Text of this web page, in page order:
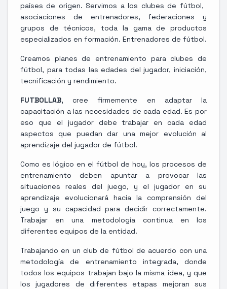
países de origen. Servimos a los clubes de fútbol, ​​
asociaciones de entrenadores, federaciones y
grupos de técnicos, toda la gama de productos
especializados en formación. Entrenadores de fútbol.
Creamos planes de entrenamiento para clubes de
fútbol, ​​para todas las edades del jugador, iniciación,
tecnificación y rendimiento.
FUTBOLLAB, cree firmemente en adaptar la
capacitación a las necesidades de cada edad. Es por
eso que el jugador debe trabajar en cada edad
aspectos que puedan dar una mejor evolución al
aprendizaje del jugador de fútbol.
Como es lógico en el fútbol de hoy, los procesos de
entrenamiento deben apuntar a provocar las
situaciones reales del juego, y el jugador en su
aprendizaje evolucionará hacia la comprensión del
juego y su capacidad para decidir correctamente.
Trabajar en una metodología continua en los
diferentes equipos de la entidad.
Trabajando en un club de fútbol de acuerdo con una
metodología de entrenamiento integrada, donde
todos los equipos trabajan bajo la misma idea, y que
los jugadores de diferentes etapas mejoran sus